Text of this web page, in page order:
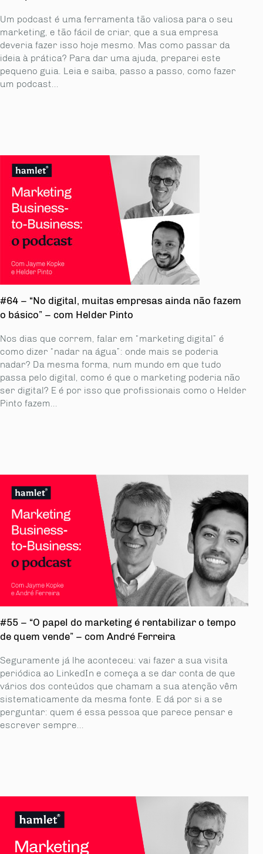
Um podcast é uma ferramenta tão valiosa para o seu
marketing, e tão fácil de criar, que a sua empresa
deveria fazer isso hoje mesmo. Mas como passar da
ideia à prática? Para dar uma ajuda, preparei este
pequeno guia. Leia e saiba, passo a passo, como fazer
um podcast...
#64 – “No digital, muitas empresas ainda não fazem
o básico” – com Helder Pinto
Nos dias que correm, falar em “marketing digital” é
como dizer “nadar na água”: onde mais se poderia
nadar? Da mesma forma, num mundo em que tudo
passa pelo digital, como é que o marketing poderia não
ser digital? E é por isso que profissionais como o Helder
Pinto fazem...
#55 – “O papel do marketing é rentabilizar o tempo
de quem vende” – com André Ferreira
Seguramente já lhe aconteceu: vai fazer a sua visita
periódica ao LinkedIn e começa a se dar conta de que
vários dos conteúdos que chamam a sua atenção vêm
sistematicamente da mesma fonte. E dá por si a se
perguntar: quem é essa pessoa que parece pensar e
escrever sempre...